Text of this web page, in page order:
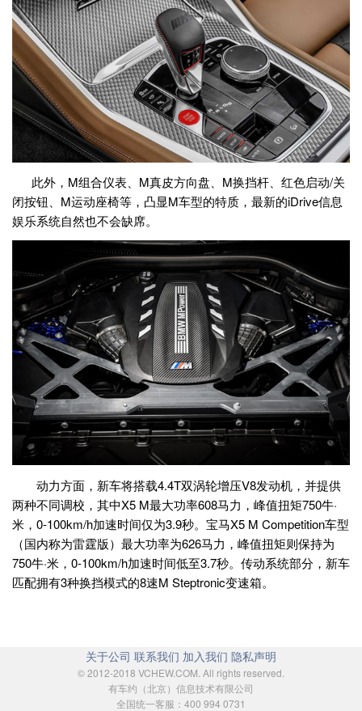
此外，M组合仪表、M真皮方向盘、M换挡杆、红色启动/关
闭按钮、M运动座椅等，凸显M车型的特质，最新的iDrive信息
娱乐系统自然也不会缺席。
动力方面，新车将搭载4.4T双涡轮增压V8发动机，并提供
两种不同调校，其中X5 M最大功率608马力，峰值扭矩750牛·
米，0-100km/h加速时间仅为3.9秒。宝马X5 M Competition车型
（国内称为雷霆版）最大功率为626马力，峰值扭矩则保持为
750牛·米，0-100km/h加速时间低至3.7秒。传动系统部分，新车
匹配拥有3种换挡模式的8速M Steptronic变速箱。
关于公司 联系我们 加入我们 隐私声明
© 2012-2018 VCHEW.COM. All rights reserved.
有车约（北京）信息技术有限公司
全国统一客服：400 994 0731